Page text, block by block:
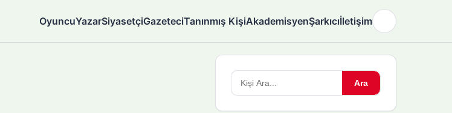
OyuncuYazarSiyasetçiGazeteciTanınmış KişiAkademisyenŞarkıcıİletişim
Arama
yapın:
Ara